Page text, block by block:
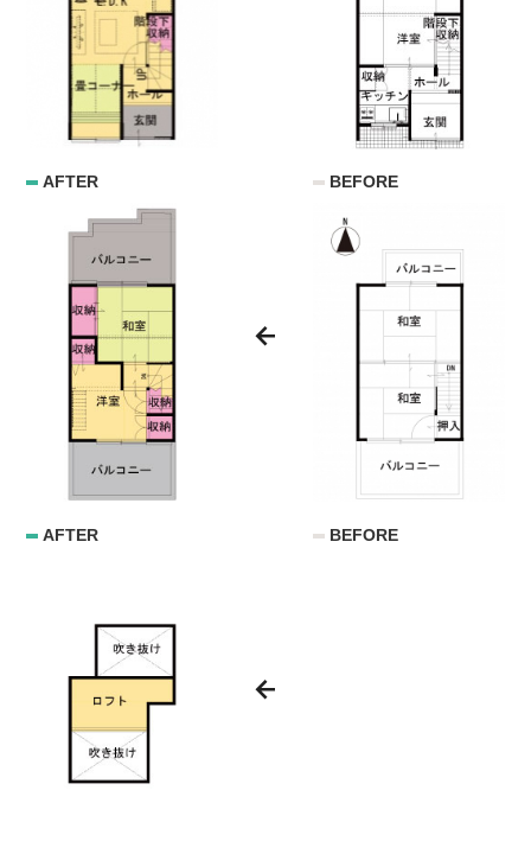
BEFORE
AFTER
BEFORE
AFTER